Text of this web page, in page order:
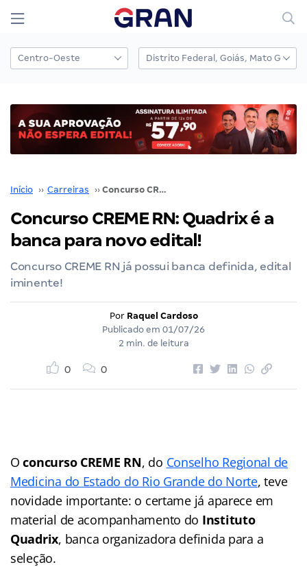
Início ›› Carreiras ›› Concurso CREME RN: Quadrix é a banca para novo edital!
Concurso CREME RN: Quadrix é a
banca para novo edital!
Concurso CREME RN já possui banca definida, edital
iminente!
Por Raquel Cardoso
Publicado em 01/07/26
2 min. de leitura
0 0
Oconcurso CREME RN, do Conselho Regional de
Medicina do Estado do Rio Grande do Norte, teve
novidade importante: o certame já aparece em
material de acompanhamento do Instituto
Quadrix, banca organizadora definida para a
seleção.